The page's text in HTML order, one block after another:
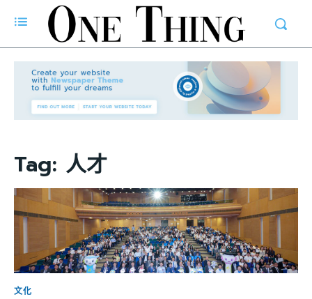
Tag: 人才
文化